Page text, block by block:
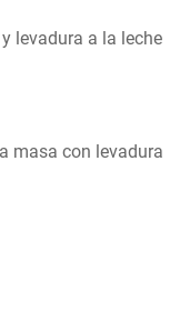
levadura a la leche
masa con levadura